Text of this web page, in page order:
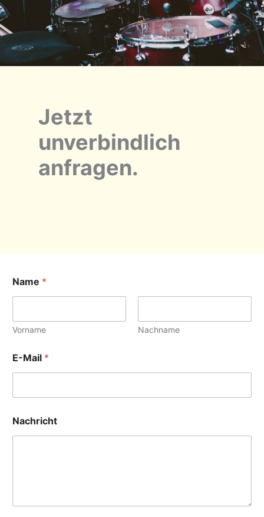
Jetzt
unverbindlich
anfragen.
Name *
Vorname Nachname
E-Mail *
Nachricht